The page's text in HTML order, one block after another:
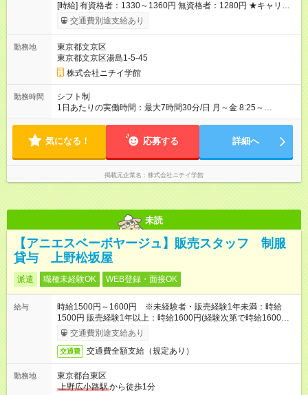
[時給] 有資格者：1330～1360円 無資格者：1280円 ★キャリア
アップ制度あり 進級により給与がアップします！ 【試用期間】
試用期間あり 試用期間の長さ：3ヶ月 雇用形態、給与は本採用
交通費別途支給あり
勤務地
東京都文京区
東京都文京区湯島1-5-45
株式会社ニチイ学館
勤務時間
シフト制
1日あたりの実働時間：最大7時間30分/日 月～金 8:25～
16:55（休憩60分） 8:30～17:00（休憩60分） ※上記曜日や時間
気になる！ 応募する 詳細へ
掲載元企業名 株式会社ニチイ学館
未読
【アニエスベーボヤージュ】販売スタッフ 制服
貸与 上野松坂屋
派遣 職種未経験OK WEB登録・面接OK
給与
時給1500円～1600円 ※未経験者・販売経験1年未満：時給
1500円 販売経験1年以上：時給1600円(経験次第で時給1600円
以上も相談可能)
交通費別途支給あり
交通費 交通費全額支給（規定あり）
勤務地
東京都台東区
上野広小路駅から徒歩1分